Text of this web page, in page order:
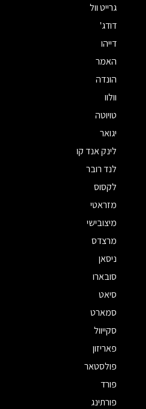
גרייט וול
דודג'
דייהו
האמר
הונדה
וולוו
טויוטה
יגואר
לינק אנד קו
לנד רובר
לקסוס
מזראטי
מיצובישי
מרצדס
ניסאן
סובארו
סיאט
סמארט
סקייוול
פאריזון
פולסטאר
פורד
פורתינג